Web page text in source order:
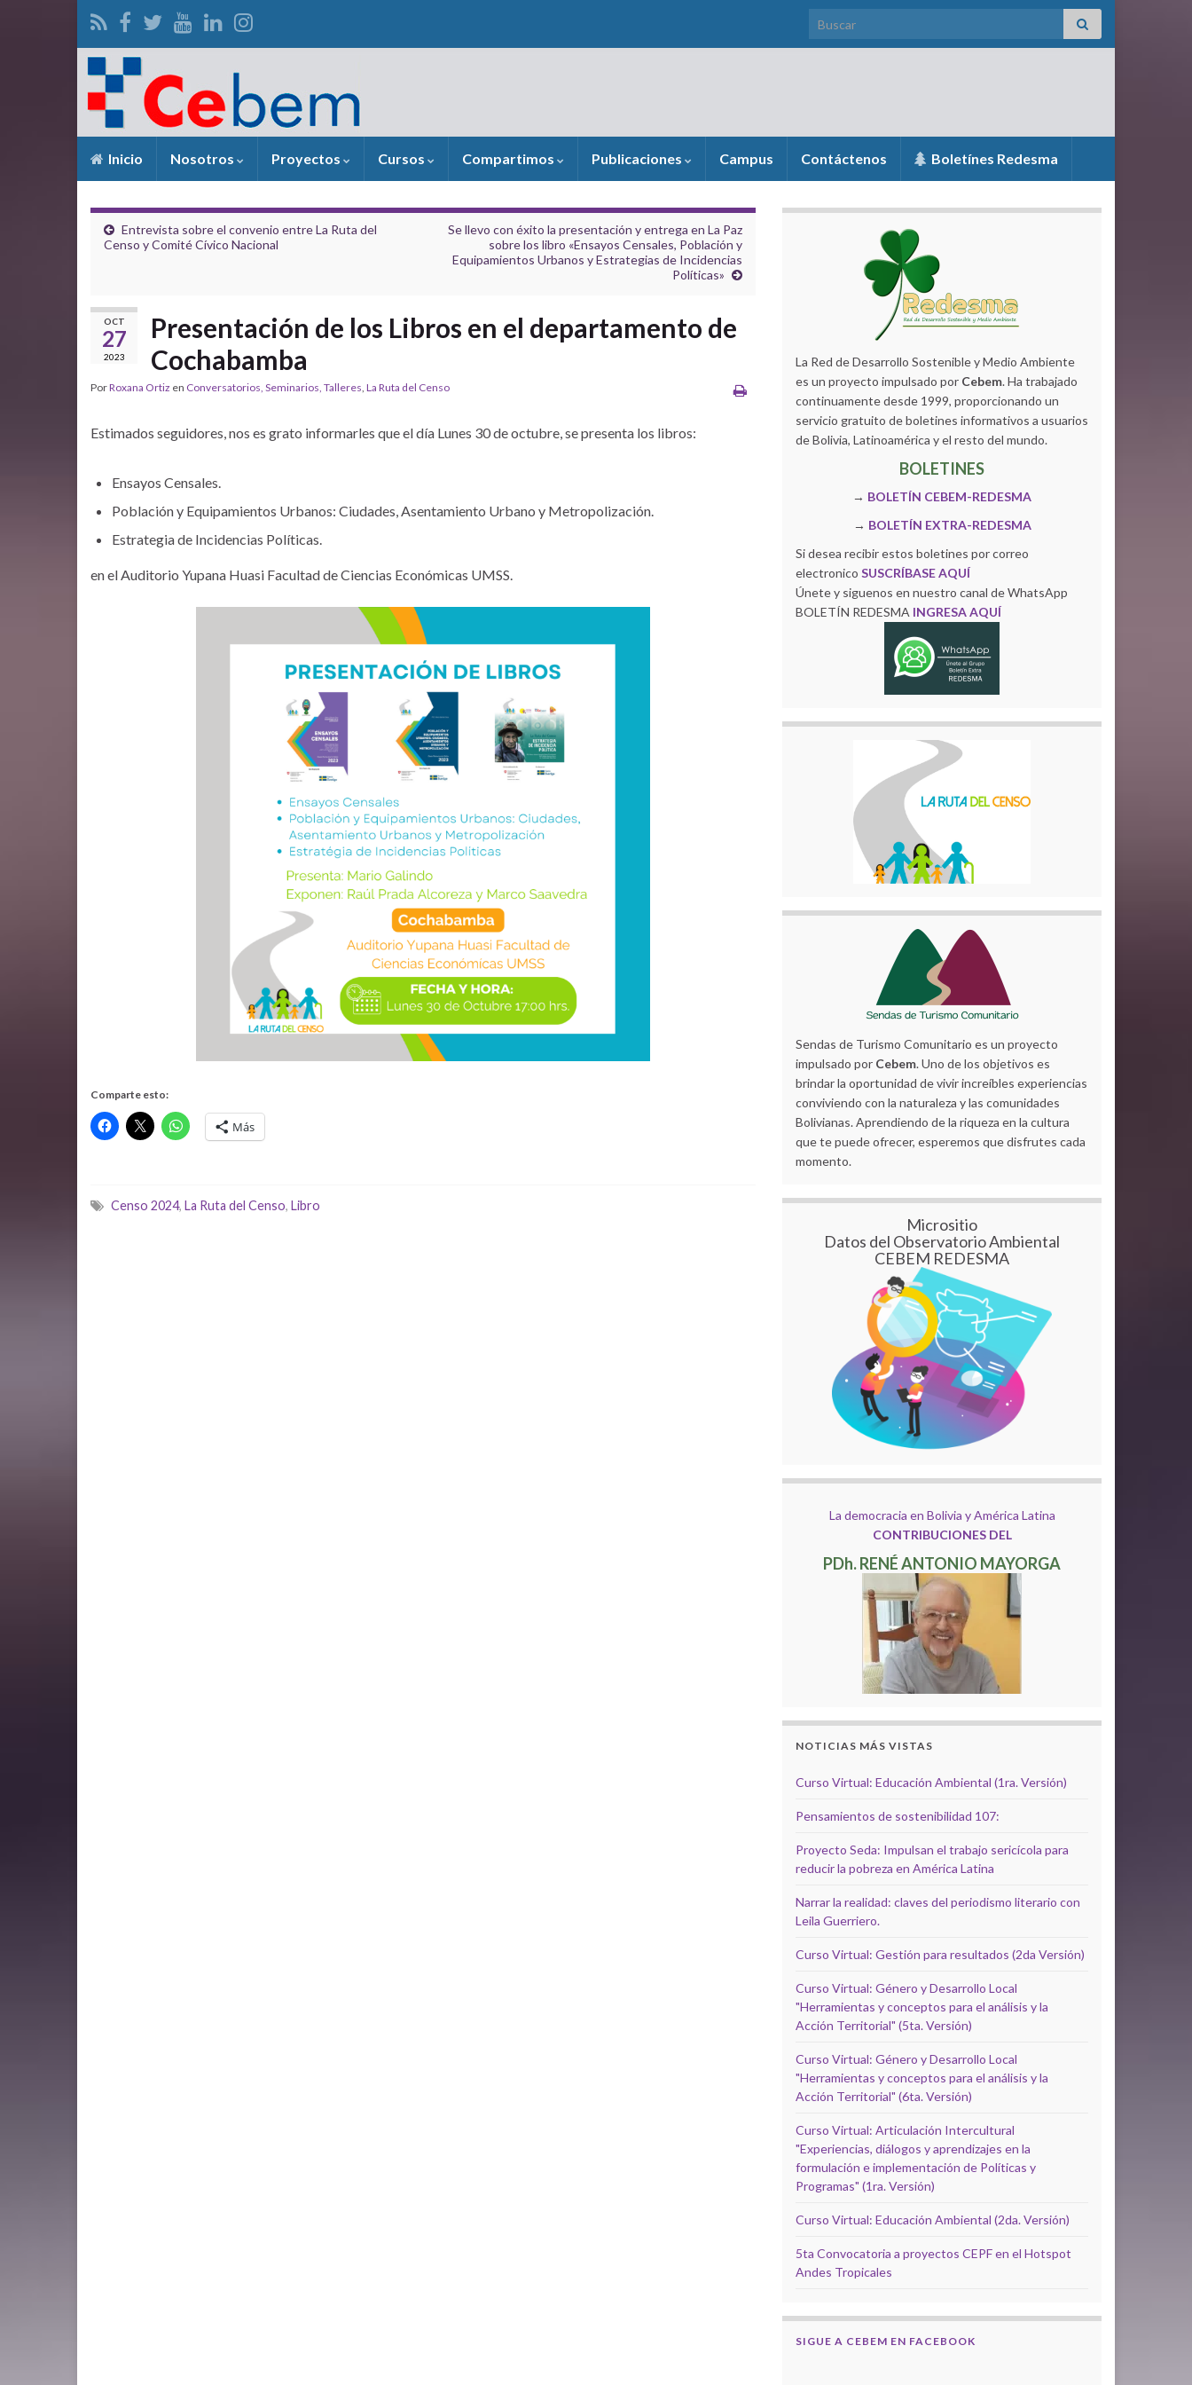
Search for:
Inicio Nosotros Proyectos Cursos Compartimos Publicaciones Campus Contáctenos Boletínes Redesma
Entrevista sobre el convenio entre La Ruta del
Censo y Comité Cívico Nacional
Se llevo con éxito la presentación y entrega en La Paz
sobre los libro «Ensayos Censales, Población y
Equipamientos Urbanos y Estrategias de Incidencias
Políticas»
OCT
27
2023
Presentación de los Libros en el departamento de
Cochabamba
PorRoxana Ortiz en Conversatorios, Seminarios, Talleres, La Ruta del Censo
Estimados seguidores, nos es grato informarles que el día Lunes 30 de octubre, se presenta los libros:
Ensayos Censales.
Población y Equipamientos Urbanos: Ciudades, Asentamiento Urbano y Metropolización.
Estrategia de Incidencias Políticas.
en el Auditorio Yupana Huasi Facultad de Ciencias Económicas UMSS.
Comparte esto:
Más
Censo 2024, La Ruta del Censo, Libro
La Red de Desarrollo Sostenible y Medio Ambiente
es un proyecto impulsado por Cebem. Ha trabajado
continuamente desde 1999, proporcionando un
servicio gratuito de boletines informativos a usuarios
de Bolivia, Latinoamérica y el resto del mundo.
BOLETINES
→ BOLETÍN CEBEM-REDESMA
→ BOLETÍN EXTRA-REDESMA
Si desea recibir estos boletines por correo
electronico SUSCRÍBASE AQUÍ
Únete y siguenos en nuestro canal de WhatsApp
BOLETÍN REDESMA INGRESA AQUÍ
Sendas de Turismo Comunitario es un proyecto
impulsado por Cebem. Uno de los objetivos es
brindar la oportunidad de vivir increíbles experiencias
conviviendo con la naturaleza y las comunidades
Bolivianas. Aprendiendo de la riqueza en la cultura
que te puede ofrecer, esperemos que disfrutes cada
momento.
Micrositio
Datos del Observatorio Ambiental
CEBEM REDESMA
La democracia en Bolivia y América Latina
CONTRIBUCIONES DEL
PDh. RENÉ ANTONIO MAYORGA
NOTICIAS MÁS VISTAS
Curso Virtual: Educación Ambiental (1ra. Versión)
Pensamientos de sostenibilidad 107:
Proyecto Seda: Impulsan el trabajo sericícola para
reducir la pobreza en América Latina
Narrar la realidad: claves del periodismo literario con
Leila Guerriero.
Curso Virtual: Gestión para resultados (2da Versión)
Curso Virtual: Género y Desarrollo Local
"Herramientas y conceptos para el análisis y la
Acción Territorial" (5ta. Versión)
Curso Virtual: Género y Desarrollo Local
"Herramientas y conceptos para el análisis y la
Acción Territorial" (6ta. Versión)
Curso Virtual: Articulación Intercultural
"Experiencias, diálogos y aprendizajes en la
formulación e implementación de Políticas y
Programas" (1ra. Versión)
Curso Virtual: Educación Ambiental (2da. Versión)
5ta Convocatoria a proyectos CEPF en el Hotspot
Andes Tropicales
SIGUE A CEBEM EN FACEBOOK